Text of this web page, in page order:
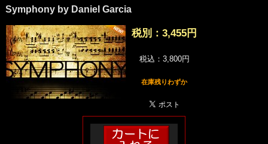
Symphony by Daniel Garcia
税別： 3,455円
税込：3,800円
在庫残りわずか